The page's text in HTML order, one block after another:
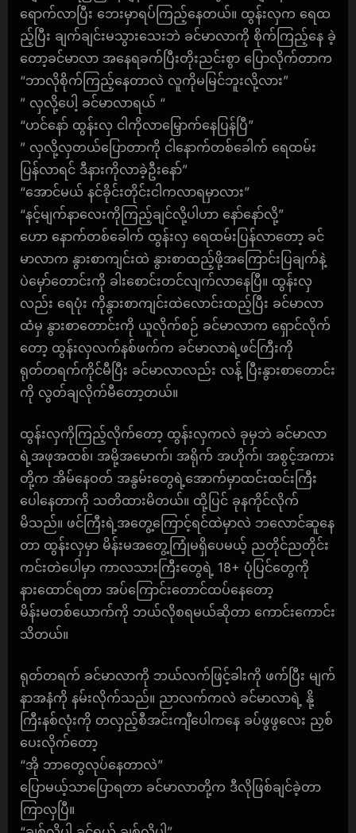
ရောက်လာပြီး ဘေးမှာရပ်ကြည့်နေတယ်။ ထွန်းလှက ရေထ
ည့်ပြီး ချက်ချင်းမသွားသေးဘဲ ခင်မာလာကို စိုက်ကြည့်နေ ခဲ့
တော့ခင်မာလာ အနေရခက်ပြီးတိုးညင်းစွာ ပြောလိုက်တာက
“ဘာလိုစိုက်ကြည့်နေတာလဲ လူကိုမမြင်ဘူးလို့လား”
” လှလို့ပေါ့ ခင်မာလာရယ် “
“ဟင်နော် ထွန်းလှ ငါကိုလာမြှောက်နေပြန်ပြီ”
” လှလို့လှတယ်ပြောတာကို ငါနောက်တစ်ခေါက် ရေထမ်း
ပြန်လာရင် ဒီနားကိုလာခဲ့ဦးနော်”
“အောင်မယ် နင်ခိုင်းတိုင်းငါကလာရမှာလား”
“နင့်မျက်နာလေးကိုကြည့်ချင်လို့ပါဟာ နော်နော်လို့”
ဟော နောက်တစ်ခေါက် ထွန်းလှ ရေထမ်းပြန်လာတော့ ခင်
မာလာက နွားစာကျင်းထဲ နွားစာထည့်ဖို့အကြောင်းပြချက်နဲ့
ပဲမှော်တောင်းကို ခါးစောင်းတင်လျက်လာနေပြီ။ ထွန်းလှ
လည်း ရေပုံး ကိုနွားစာကျင်းထဲလောင်းထည့်ပြီး ခင်မာလာ
ထံမှ နွားစာတောင်းကို ယူလိုက်စဉ် ခင်မာလာက ရှောင်လိုက်
တော့ ထွန်းလှလက်နစ်ဖက်က ခင်မာလာရဲ့ဖင်ကြီးကို
ရုတ်တရက်ကိုင်မီပြီး ခင်မာလာလည်း လန့် ပြီးနွားစာတောင်း
ကို လွတ်ချလိုက်မီတော့တယ်။
ထွန်းလှကိုကြည့်လိုက်တော့ ထွန်းလှကလဲ ခုမှဘဲ ခင်မာလာ
ရဲ့အဖုအထစ်၊ အမို့အမောက်၊ အရိုက် အဟိုက်၊ အစွင့်အကား
တို့က အိမ်နေဝတ် အနွမ်းတွေရဲ့အောက်မှာထင်းထင်းကြီး
ပေါနေတာကို သတိထားမိတယ်။ ထို့ပြင် ခုနကိုင်လိုက်
မိသည်။ ဖင်ကြီးရဲ့အတွေ့ကြောင့်ရင်ထဲမှာလဲ ဘလောင်ဆူနေ
တာ ထွန်းလှမှာ မိန်းမအတွေ့ကြုံမရှိပေမယ့် ညတိုင်ညတိုင်း
ကင်းတဲပေါမှာ ကာလသားကြီးတွေရဲ့ 18+ ပုံပြင်တွေကို
နားထောင်ရတာ အပ်ကြောင်းတောင်ထပ်နေတော့
မိန်းမတစ်ယောက်ကို ဘယ်လိုစရမယ်ဆိုတာ ကောင်းကောင်း
သိတယ်။
ရုတ်တရက် ခင်မာလာကို ဘယ်လက်ဖြင့်ခါးကို ဖက်ပြီး မျက်
နာအနံကို နမ်းလိုက်သည်။ ညာလက်ကလဲ ခင်မာလာရဲ့ နို့
ကြီးနစ်လုံးကို တလှည့်စီအင်းကျီပေါကနေ ခပ်ဖွဖွလေး ညှစ်
ပေးလိုက်တော့
“အို ဘာတွေလုပ်နေတာလဲ”
ပြောမယ့်သာပြောရတာ ခင်မာလာတို့က ဒီလိုဖြစ်ချင်ခဲ့တာ
ကြာလှပြီ။